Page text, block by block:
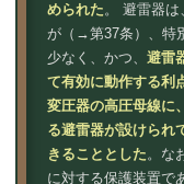
められた 。 避雷器
が（→第37条）、特
少なく、かつ、 避雷
て有効に動作する利
変圧器の高圧母線に
る避雷器が設けられ
きることとした 。な
に対する保護装置で